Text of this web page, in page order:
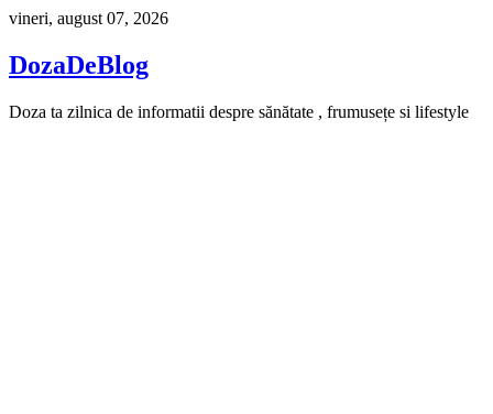
Skip
content
vineri, august 07, 2026
DozaDeBlog
Doza ta zilnica de informatii despre sănătate , frumusețe si lifestyle